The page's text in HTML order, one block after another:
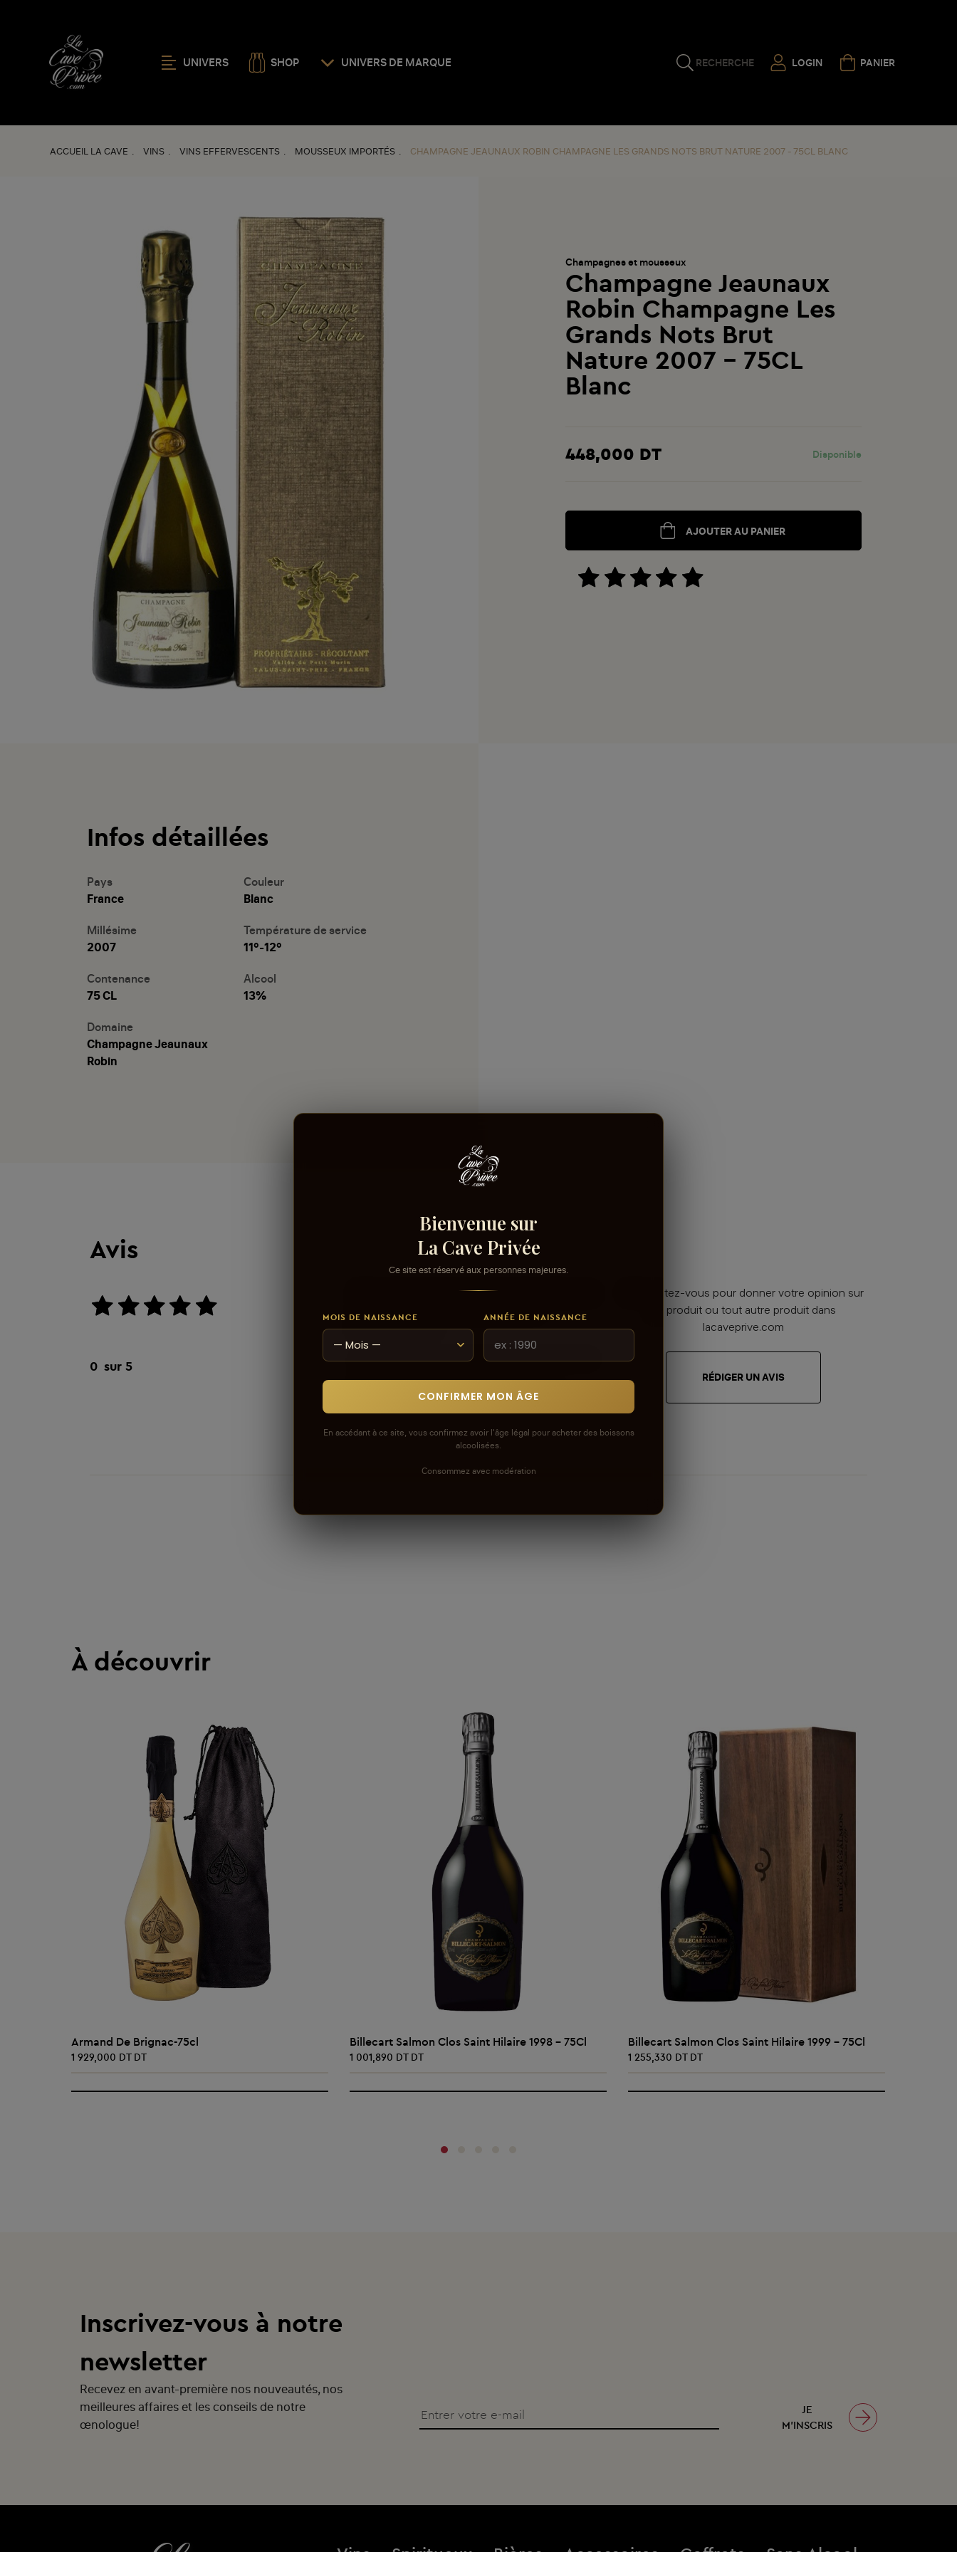
UNIVERS SHOP UNIVERS DE MARQUE RECHERCHE LOGIN PANIER
ACCUEIL LA CAVE VINS VINS EFFERVESCENTS MOUSSEUX IMPORTÉS CHAMPAGNE JEAUNAUX ROBIN CHAMPAGNE LES GRANDS NOTS BRUT NATURE 2007 - 75CL BLANC
Champagnes et mousseux
Champagne Jeaunaux
Robin Champagne Les
Grands Nots Brut
Nature 2007 - 75CL
Blanc
448,000 DT Disponible
AJOUTER AU PANIER
Infos détaillées
Pays
France
Couleur
Blanc
Millésime
2007
Température de service
11°-12°
Contenance
75 CL
Alcool
13%
Domaine
Champagne Jeaunaux
Robin
Avis
0 sur 5
Connectez-vous pour donner votre opinion sur
ce produit ou tout autre produit dans
lacaveprive.com
Les avis que vous soumettez doivent respecter
Voir la politique de modération de la CAVE
Connectez-vous pour donner votre opinion sur
ce produit ou tout autre produit dans
lacaveprive.com
RÉDIGER UN AVIS
À découvrir
AJOUTER AU PANIER
Armand De Brignac-75cl
1 929,000 DT DT
AJOUTER AU PANIER
Billecart Salmon Clos Saint Hilaire 1998 - 75Cl
1 001,890 DT DT
AJOUTER AU PANIER
Billecart Salmon Clos Saint Hilaire 1999 - 75Cl
1 255,330 DT DT
Inscrivez-vous à notre
newsletter
Recevez en avant-première nos nouveautés, nos
meilleures affaires et les conseils de notre
œnologue!
JE
M’INSCRIS
Bienvenue sur
La Cave Privée
Ce site est réservé aux personnes majeures.
MOIS DE NAISSANCE ANNÉE DE NAISSANCE
CONFIRMER MON ÂGE
En accédant à ce site, vous confirmez avoir l'âge légal pour acheter des boissons
alcoolisées.
Consommez avec modération